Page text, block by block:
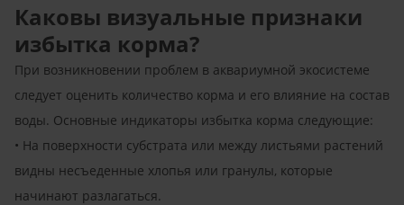
Каковы визуальные признаки
избытка корма?
При возникновении проблем в аквариумной экосистеме
следует оценить количество корма и его влияние на состав
воды. Основные индикаторы избытка корма следующие:
• На поверхности субстрата или между листьями растений
видны несъеденные хлопья или гранулы, которые
начинают разлагаться.